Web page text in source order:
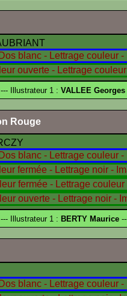
--- Illustrateur 1 : VALLEE Georges
Rouge
--- Illustrateur 1 : BERTY Maurice